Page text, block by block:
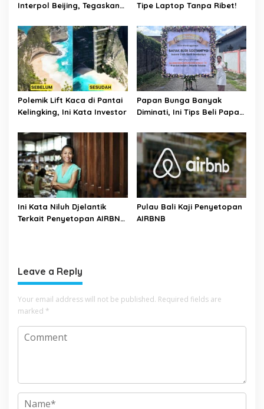
Interpol Beijing, Tegaskan
Kejahatan Transnasional
Tipe Laptop Tanpa Ribet!
Polemik Lift Kaca di Pantai
Kelingking, Ini Kata Investor
Papan Bunga Banyak
Diminati, Ini Tips Beli Papan
Ini Kata Niluh Djelantik
Terkait Penyetopan AIRBNB
Pulau Bali Kaji Penyetopan
AIRBNB
Leave a Reply
Your email address will not be published. Required fields are
marked *